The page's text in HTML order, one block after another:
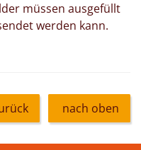
müssen ausgefüllt
werden kann.
nach oben